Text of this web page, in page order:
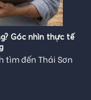
Góc nhìn thực tế
tìm đến Thái Sơn